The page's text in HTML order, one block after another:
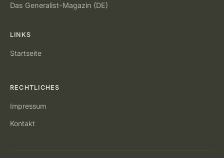
Das Generalist-Magazin (DE)
LINKS
Startseite
RECHTLICHES
Impressum
Kontakt